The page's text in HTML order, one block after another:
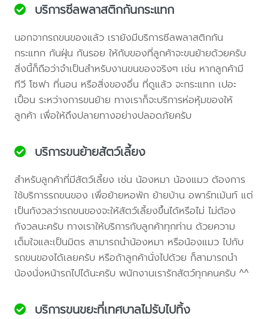
บริการซีลพลาสติกกันกระแทก
นอกจากรถขนของแล้ว เรายังมีบริการซีลพลาสติกกัน
กระแทก กันฝุ่น กันรอย ให้กับของที่ลูกค้าจะขนย้ายด้วยครับ
สิ่งนี้ก็ถือว่าจำเป็นสำหรับงานขนของจริงๆ เช่น หากลูกค้ามี
ทีวี โซฟา ที่นอน หรือสิ่งของอื่น ที่ดูแล้ว จะกระแทก เปอะ
เปื้อน ระหว่างการขนย้าย ทางเราก็จะบริการห่อหุ้มของให้
ลูกค้า เพื่อให้ถึงปลายทางอย่างปลอดภัยครับ
บริการขนย้ายสัตว์เลี้ยง
สำหรับลูกค้าที่มีสัตว์เลี้ยง เช่น น้องหมา น้องแมว ต้องการ
ใช้บริการรถขนของ เพื่อย้ายหอพัก ย้ายบ้าน อพาร์ทเม้นท์ แต่
เป็นกังวลว่ารถขนของจะให้สัตว์เลี้ยงขึ้นได้หรือไม่ ไม่ต้อง
กังวลนะครับ ทางเราให้บริการกับลูกค้าทุกท่าน ด้วยความ
เต็มใจและเป็นมิตร สามารถนำน้องหมา หรือน้องแมว ไปกับ
รถขนของได้เลยครับ หรือถ้าลูกค้านั่งไปด้วย ก็สามารถนำ
น้องนั่งหน้ารถไปได้นะครับ พนักงานเรารักสัตว์ทุกคนครับ ^^
บริการขนขยะที่เทศบาลไม่รับไปทิ้ง